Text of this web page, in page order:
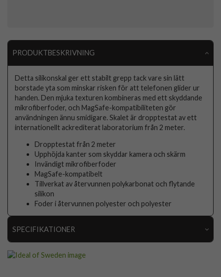
PRODUKTBESKRIVNING
Detta silikonskal ger ett stabilt grepp tack vare sin lätt
borstade yta som minskar risken för att telefonen glider ur
handen. Den mjuka texturen kombineras med ett skyddande
mikrofiberfoder, och MagSafe-kompatibiliteten gör
användningen ännu smidigare. Skalet är dropptestat av ett
internationellt ackrediterat laboratorium från 2 meter.
Dropptestat från 2 meter
Upphöjda kanter som skyddar kamera och skärm
Invändigt mikrofiberfoder
MagSafe-kompatibelt
Tillverkat av återvunnen polykarbonat och flytande
silikon
Foder i återvunnen polyester och polyester
SPECIFIKATIONER